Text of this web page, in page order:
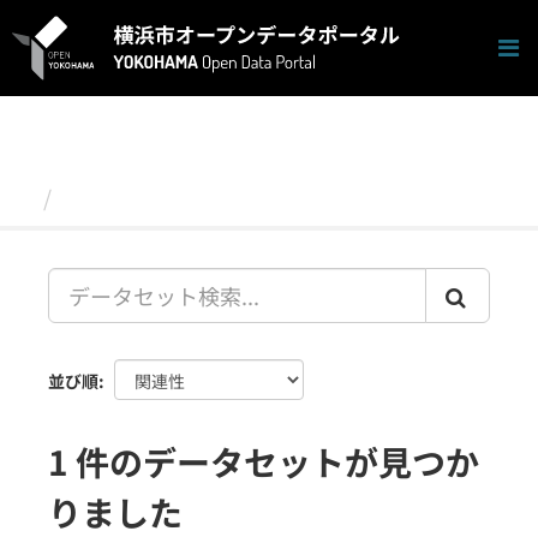
キ
並び順
1 件のデータセットが見つか
りました